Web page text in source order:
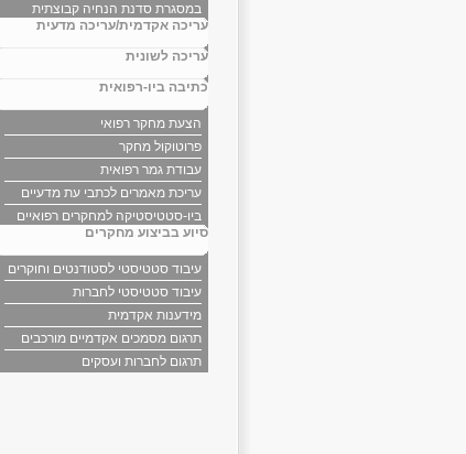
במסגרת סדנת הנחיה קבוצתית
עריכה אקדמית/עריכה מדעית
עריכה לשונית
כתיבה ביו-רפואית
הצעת מחקר רפואי
פרוטוקול מחקר
עבודת גמר רפואית
עריכת מאמרים לכתבי עת מדעיים
ביו-סטטיסטיקה למחקרים רפואיים
סיוע בביצוע מחקרים
עיבוד סטטיסטי לסטודנטים וחוקרים
עיבוד סטטיסטי לחברות
מידענות אקדמית
תרגום מסמכים אקדמיים מורכבים
תרגום לחברות ועסקים